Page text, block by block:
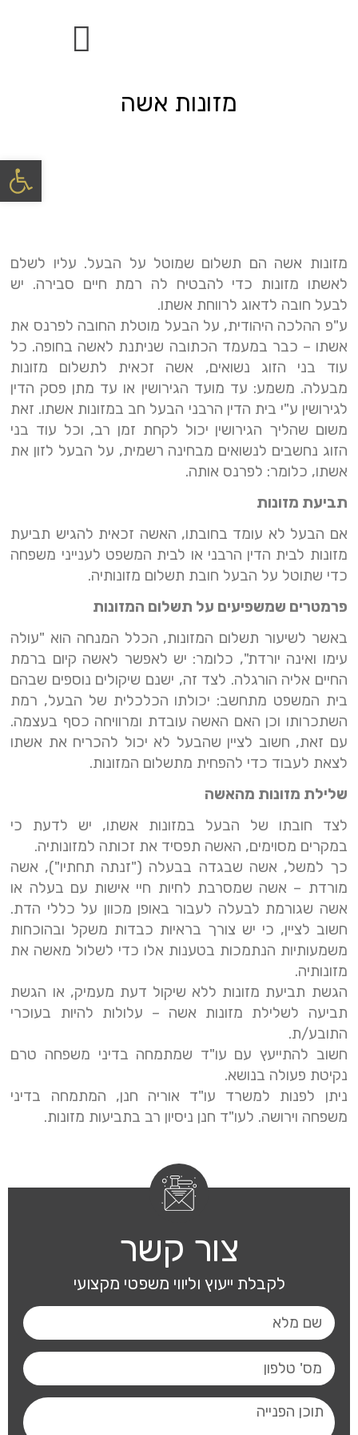
מזונות אשה
מזונות אשה הם תשלום שמוטל על הבעל. עליו לשלם
לאשתו מזונות כדי להבטיח לה רמת חיים סבירה. יש
לבעל חובה לדאוג לרווחת אשתו.
ע"פ ההלכה היהודית, על הבעל מוטלת החובה לפרנס את
אשתו – כבר במעמד הכתובה שניתנת לאשה בחופה. כל
עוד בני הזוג נשואים, אשה זכאית לתשלום מזונות
מבעלה. משמע: עד מועד הגירושין או עד מתן פסק הדין
לגירושין ע"י בית הדין הרבני הבעל חב במזונות אשתו. זאת
משום שהליך הגירושין יכול לקחת זמן רב, וכל עוד בני
הזוג נחשבים לנשואים מבחינה רשמית, על הבעל לזון את
אשתו, כלומר: לפרנס אותה.
תביעת מזונות
אם הבעל לא עומד בחובתו, האשה זכאית להגיש תביעת
מזונות לבית הדין הרבני או לבית המשפט לענייני משפחה
כדי שתוטל על הבעל חובת תשלום מזונותיה.
פרמטרים שמשפיעים על תשלום המזונות
באשר לשיעור תשלום המזונות, הכלל המנחה הוא "עולה
עימו ואינה יורדת", כלומר: יש לאפשר לאשה קיום ברמת
החיים אליה הורגלה. לצד זה, ישנם שיקולים נוספים שבהם
בית המשפט מתחשב: יכולתו הכלכלית של הבעל, רמת
השתכרותו וכן האם האשה עובדת ומרוויחה כסף בעצמה.
עם זאת, חשוב לציין שהבעל לא יכול להכריח את אשתו
לצאת לעבוד כדי להפחית מתשלום המזונות.
שלילת מזונות מהאשה
לצד חובתו של הבעל במזונות אשתו, יש לדעת כי
במקרים מסוימים, האשה תפסיד את זכותה למזונותיה.
כך למשל, אשה שבגדה בבעלה ("זנתה תחתיו"), אשה
מורדת – אשה שמסרבת לחיות חיי אישות עם בעלה או
אשה שגורמת לבעלה לעבור באופן מכוון על כללי הדת.
חשוב לציין, כי יש צורך בראיות כבדות משקל ובהוכחות
משמעותיות הנתמכות בטענות אלו כדי לשלול מאשה את
מזונותיה.
הגשת תביעת מזונות ללא שיקול דעת מעמיק, או הגשת
תביעה לשלילת מזונות אשה – עלולות להיות בעוכרי
התובע/ת.
חשוב להתייעץ עם עו"ד שמתמחה בדיני משפחה טרם
נקיטת פעולה בנושא.
ניתן לפנות למשרד עו"ד אוריה חנן, המתמחה בדיני
משפחה וירושה. לעו"ד חנן ניסיון רב בתביעות מזונות.
צור קשר
לקבלת ייעוץ וליווי משפטי מקצועי